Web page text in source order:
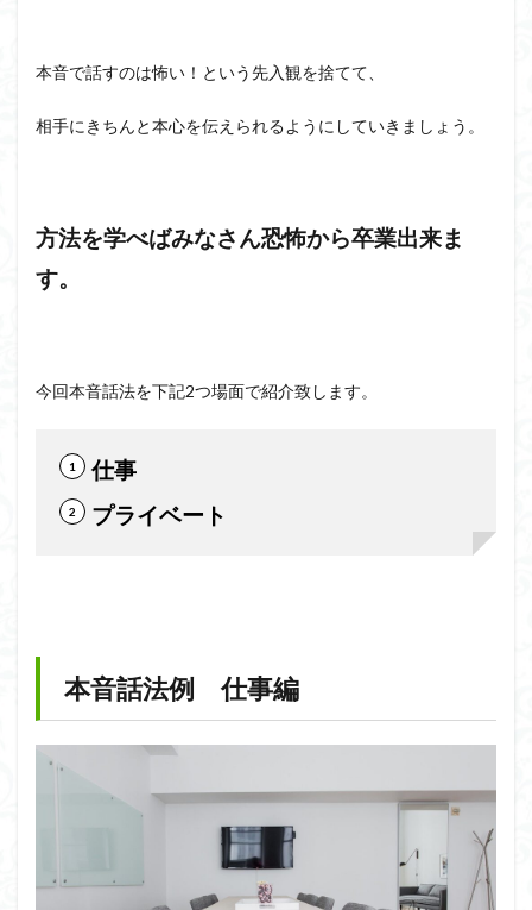
本音で話すのは怖い！という先入観を捨てて、
相手にきちんと本心を伝えられるようにしていきましょう。
方法を学べばみなさん恐怖から卒業出来ま
す。
今回本音話法を下記2つ場面で紹介致します。
仕事
プライベート
本音話法例 仕事編